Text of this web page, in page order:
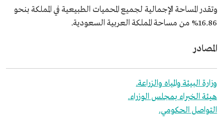
وتقدر المساحة الإجمالية لجميع المحميات الطبيعية في المملكة بنحو
16.86% من مساحة المملكة العربية السعودية.
المصادر
وزارة البيئة والمياه والزراعة.
هيئة الخبراء بمجلس الوزراء.
التواصل الحكومي.